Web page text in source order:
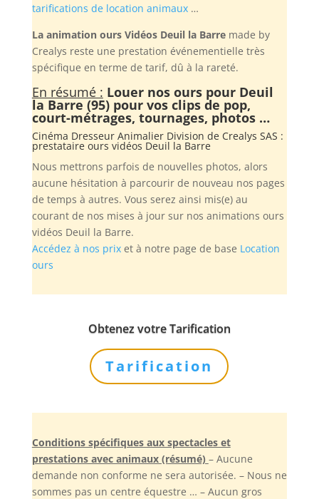
tarifications de location animaux…
La animation ours Vidéos Deuil la Barremade by
Crealys reste une prestation événementielle très
spécifique en terme de tarif, dû à la rareté.
En résumé : Louer nos ours pour Deuil
la Barre (95) pour vos clips de pop,
court-métrages, tournages, photos …
Cinéma Dresseur Animalier Division de Crealys SAS :
prestataire ours vidéos Deuil la Barre
Nous mettrons parfois de nouvelles photos, alors
aucune hésitation à parcourir de nouveau nos pages
de temps à autres. Vous serez ainsi mis(e) au
courant de nos mises à jour sur nos animations ours
vidéos Deuil la Barre.
Accédez à nos prixet à notre page de base Location
ours
Obtenez votre Tarification
Tarification
Conditions spécifiques aux spectacles et
prestations avec animaux (résumé) – Aucune
demande non conforme ne sera autorisée. – Nous ne
sommes pas un centre équestre … – Aucun gros